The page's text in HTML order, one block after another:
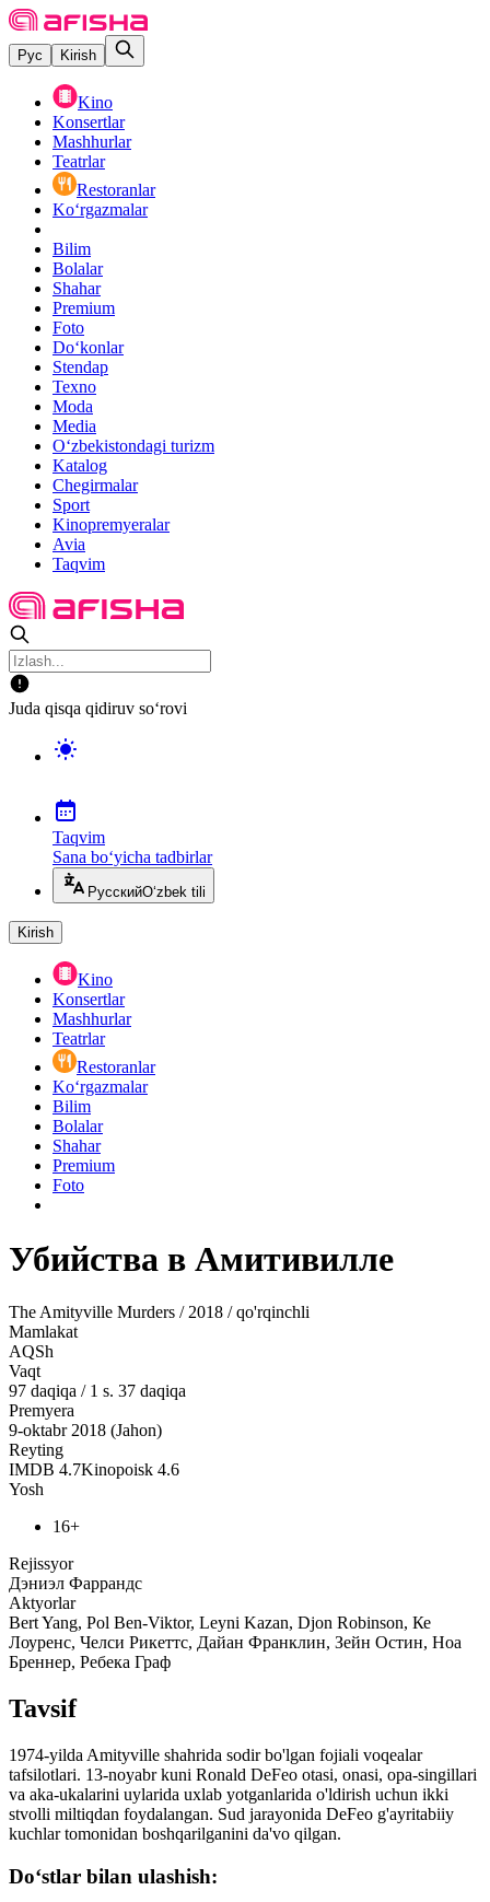
Рус Kirish
Kino
Konsertlar
Mashhurlar
Teatrlar
Restoranlar
Ko‘rgazmalar
Bilim
Bolalar
Shahar
Premium
Foto
Do‘konlar
Stendap
Texno
Moda
Media
O‘zbekistondagi turizm
Katalog
Chegirmalar
Sport
Kinopremyeralar
Avia
Taqvim
Juda qisqa qidiruv so‘rovi
Taqvim
Sana bo‘yicha tadbirlar
РусскийO‘zbek tili
Kirish
Kino
Konsertlar
Mashhurlar
Teatrlar
Restoranlar
Ko‘rgazmalar
Bilim
Bolalar
Shahar
Premium
Foto
Убийства в Амитивилле
The Amityville Murders / 2018 / qo'rqinchli
Mamlakat
AQSh
Vaqt
97 daqiqa / 1 s. 37 daqiqa
Premyera
9-oktabr 2018 (Jahon)
Reyting
IMDB 4.7Kinopoisk 4.6
Yosh
16+
Rejissyor
Дэниэл Фаррандс
Aktyorlar
Bert Yang, Pol Ben-Viktor, Leyni Kazan, Djon Robinson, Ке
Лоуренс, Челси Рикеттс, Дайан Франклин, Зейн Остин, Ноа
Бреннер, Ребека Граф
Tavsif
1974-yilda Amityville shahrida sodir bo'lgan fojiali voqealar
tafsilotlari. 13-noyabr kuni Ronald DeFeo otasi, onasi, opa-singillari
va aka-ukalarini uylarida uxlab yotganlarida o'ldirish uchun ikki
stvolli miltiqdan foydalangan. Sud jarayonida DeFeo g'ayritabiiy
kuchlar tomonidan boshqarilganini da'vo qilgan.
Do‘stlar bilan ulashish: